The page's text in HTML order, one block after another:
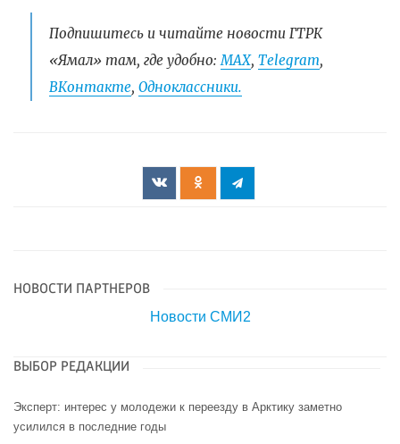
Подпишитесь и читайте новости ГТРК
«Ямал» там, где удобно:МАХ, Telegram,
ВКонтакте, Одноклассники.
НОВОСТИ ПАРТНЕРОВ
Новости СМИ2
ВЫБОР РЕДАКЦИИ
Эксперт: интерес у молодежи к переезду в Арктику заметно
усилился в последние годы